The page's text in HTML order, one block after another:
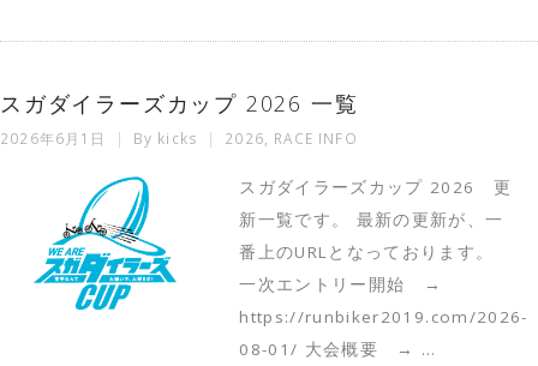
スガダイラーズカップ 2026 一覧
2026年6月1日 By kicks 2026 RACE INFO
スガダイラーズカップ 2026 更
新一覧です。 最新の更新が、一
番上のURLとなっております。
一次エントリー開始 →
https://runbiker2019.com/2026-
08-01/ 大会概要 → …